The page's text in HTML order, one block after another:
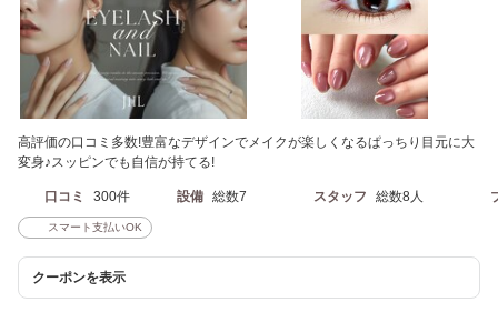
高評価の口コミ多数!豊富なデザインでメイクが楽しくなるぱっちり目元に大
変身♪スッピンでも自信が持てる!
口コミ 300件 設備 総数7 スタッフ 総数8人
スマート支払いOK
クーポンを表示